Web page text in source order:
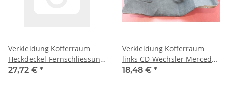
Verkleidung Kofferraum
Heckdeckel-Fernschliessung
Mercedes W220 2206931691
27,72 € *
Verkleidung Kofferraum
links CD-Wechsler Mercedes
W220 2206931191 9C24
18,48 € *